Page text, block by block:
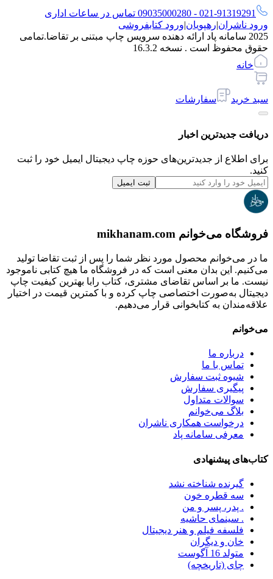
021-91319291 - 09035000280 تماس در ساعات اداری
ورود ناشران|رهپویان|ورود کتابفروشی
2025 سامانه پاد ارائه دهنده سرویس چاپ مبتنی بر تقاضا.
تمامی
حقوق محفوظ است . نسخه 16.3.2
خانه
سبد خرید سفارشات
دریافت جدیدترین‌ اخبار
برای اطلاع از جدیدترین‌های حوزه چاپ دیجیتال ایمیل خود را ثبت
کنید.
ثبت ایمیل
فروشگاه می‌خوانم mikhanam.com
ما در می‌خوانم محصول مورد نظر شما را پس از ثبت تقاضا تولید
می‌کنیم. این بدان معنی است که در فروشگاه ما هیچ کتابی ناموجود
نیست. ما بر اساس تقاضای مشتری، کتاب رابا بهترین کیفیت چاپ
دیجیتال به‌صورت اختصاصی چاپ کرده و با کمترین قیمت در اختیار
علاقه‌مندان به کتابخوانی قرار می‌دهیم.
می‌خوانم
درباره ما
تماس با ما
شیوه ثبت سفارش
پیگیری سفارش
سوالات متداول
بلاگ می‌خوانم
درخواست همکاری ناشران
معرفی سامانه پاد
کتاب‌های پیشنهادی
گیرنده شناخته نشد
سه قطره خون
. پدر، پسر و من
. سینمای حاشیه
فلسفه فیلم و هنر دیجیتال
خان و دیگران
متولد 16 آگوست
چای (تاریخچه)